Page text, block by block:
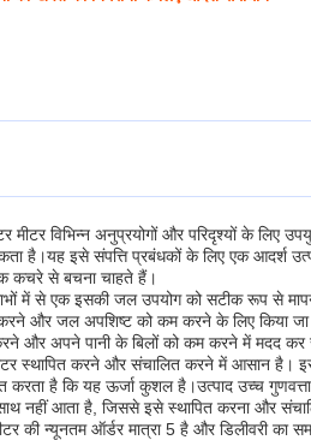
मीटर विभिन्न अनुप्रयोगों और परिदृश्यों के
है।यह इसे संपत्ति प्रबंधकों के लिए एक आदर्श
कचरे से बचना चाहते हैं।
में से एक इसकी जल उपयोग को सटीक रूप से
और जल अपशिष्ट को कम करने के लिए किया जा
और अपने पानी के बिलों को कम करने में मदद कर
स्थापित करने और संचालित करने में आसान है।
करता है कि यह ऊर्जा कुशल है।उत्पाद उच्च
नहीं आता है, जिससे इसे स्थापित करना और
की न्यूनतम ऑर्डर मात्रा 5 है और डिलीवरी का